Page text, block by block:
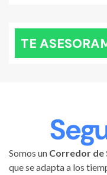
TE
Somos un Corredor de
que se adapta a los